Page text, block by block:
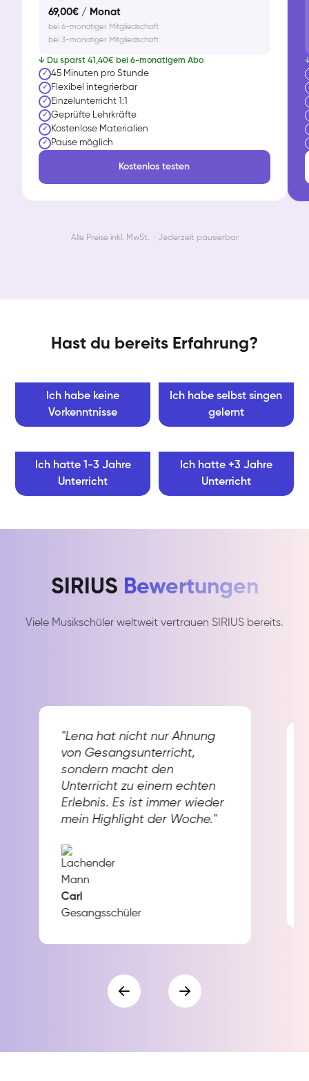
69,00€ / Monat
bei 6-monatiger Mitgliedschaft
bei 3-monatiger Mitgliedschaft
↓ Du sparst 41,40€ bei 6-monatigem Abo
✓ 45 Minuten pro Stunde
✓ Flexibel integrierbar
✓ Einzelunterricht 1:1
✓ Geprüfte Lehrkräfte
✓ Kostenlose Materialien
✓ Pause möglich
Kostenlos testen
Alle Preise inkl. MwSt. · Jederzeit pausierbar
Hast du bereits Erfahrung?
Ich habe keine
Vorkenntnisse
Ich habe selbst singen
gelernt
Ich hatte 1-3 Jahre
Unterricht
Ich hatte +3 Jahre
Unterricht
SIRIUS Bewertungen
Viele Musikschüler weltweit vertrauen SIRIUS bereits.
"Lena hat nicht nur Ahnung
von Gesangsunterricht,
sondern macht den
Unterricht zu einem echten
Erlebnis. Es ist immer wieder
mein Highlight der Woche."
Carl
Gesangsschüler